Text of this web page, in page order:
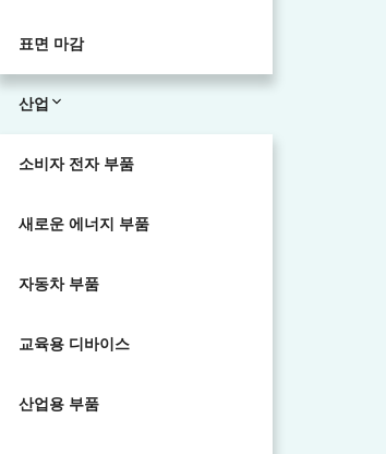
표면 마감
산업
소비자 전자 부품
새로운 에너지 부품
자동차 부품
교육용 디바이스
산업용 부품